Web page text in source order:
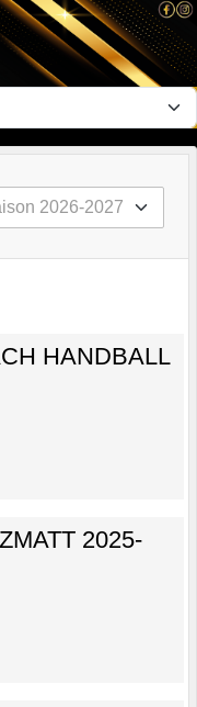
HANDBALL
2025-